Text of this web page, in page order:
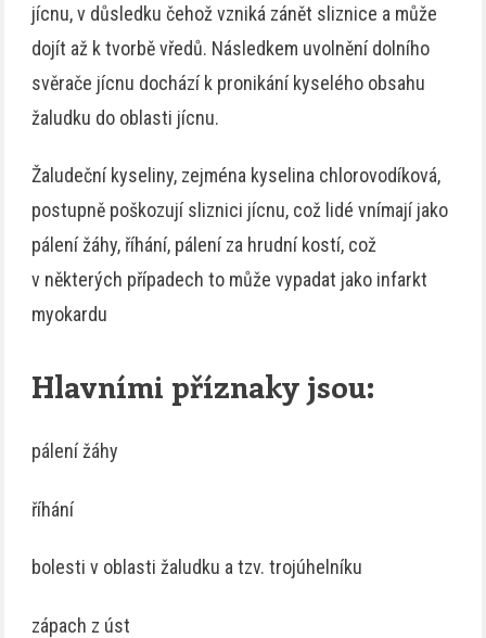
jícnu, v důsledku čehož vzniká zánět sliznice a může
dojít až k tvorbě vředů. Následkem uvolnění dolního
svěrače jícnu dochází k pronikání kyselého obsahu
žaludku do oblasti jícnu.
Žaludeční kyseliny, zejména kyselina chlorovodíková,
postupně poškozují sliznici jícnu, což lidé vnímají jako
pálení žáhy, říhání, pálení za hrudní kostí, což
v některých případech to může vypadat jako infarkt
myokardu
Hlavními příznaky jsou:
pálení žáhy
říhání
bolesti v oblasti žaludku a tzv. trojúhelníku
zápach z úst